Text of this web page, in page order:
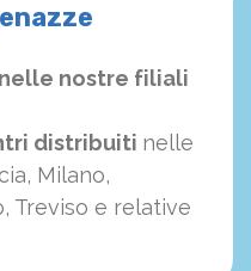
nelle nostre filiali
distribuiti nelle
Milano,
Treviso e relative